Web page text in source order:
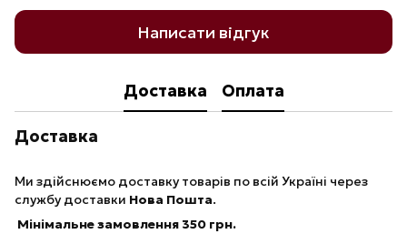
Написати відгук
Доставка Оплата
Доставка
Ми здійснюємо доставку товарів по всій Україні через
службу доставки Нова Пошта.
Мінімальне замовлення 350 грн.